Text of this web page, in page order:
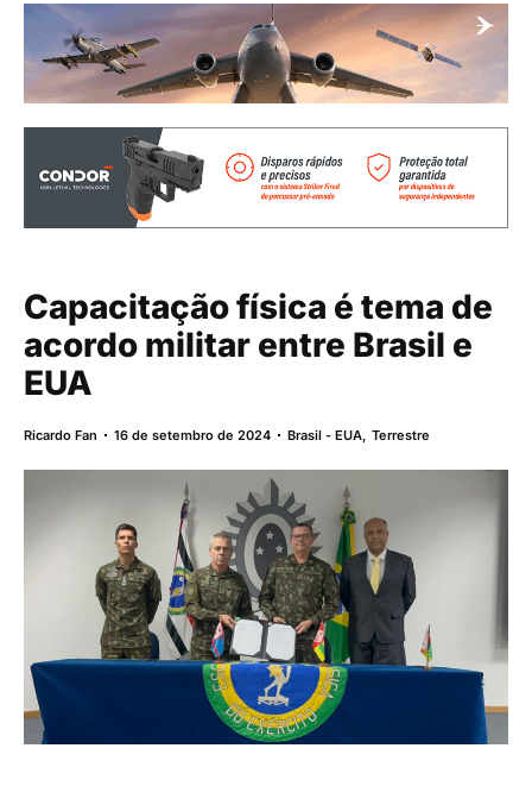
Capacitação física é tema de
acordo militar entre Brasil e
EUA
Ricardo Fan 16 de setembro de 2024 Brasil - EUA,Terrestre